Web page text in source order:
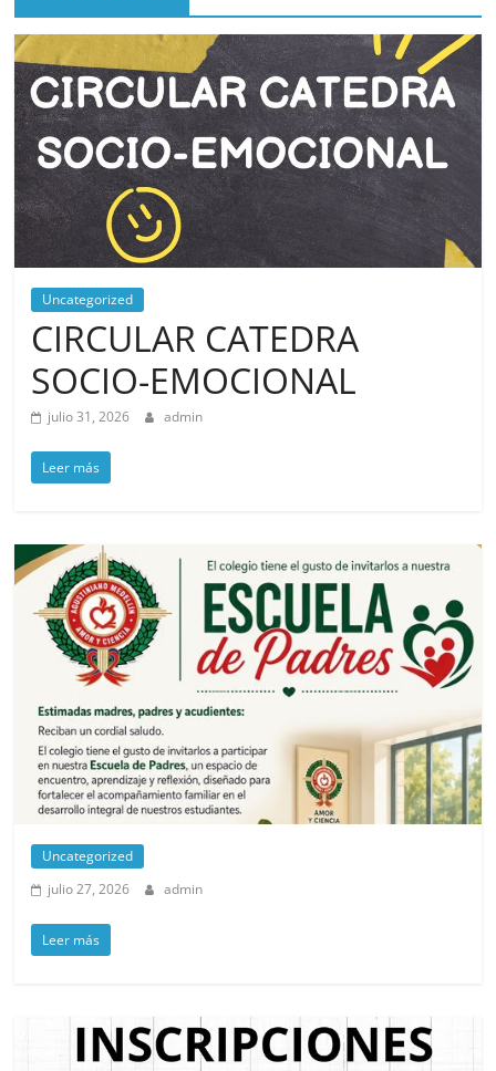
Uncategorized
CIRCULAR CATEDRA
SOCIO-EMOCIONAL
julio 31, 2026 admin
Leer más
Uncategorized
julio 27, 2026
admin
Leer más